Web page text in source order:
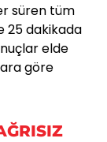
süren tüm
25 dakikada
elde
göre